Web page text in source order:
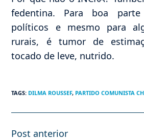
fedentina. Para boa
políticos e mesmo para
rurais, é tumor de
tocado de leve, nutrido.
TAGS: DILMA ROUSSEF, PARTIDO COMUNISTA
Leia
Post anterior